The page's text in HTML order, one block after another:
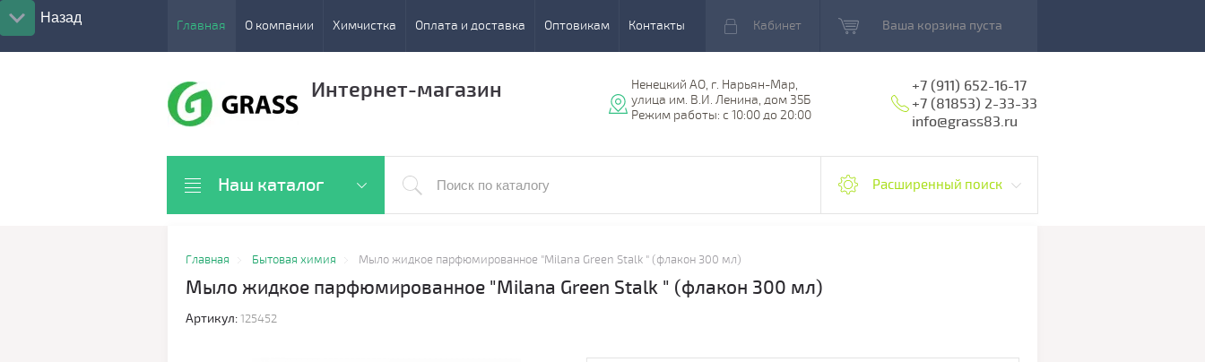
Главная О компании Химчистка Оплата и доставка Оптовикам Контакты Кабинет Ваша корзина пуста
Интернет-магазин
Ненецкий АО, г. Нарьян-Мар,
улица им. В.И. Ленина, дом 35Б
Режим работы: с 10:00 до 20:00
+7 (911) 652-16-17
+7 (81853) 2-33-33
info@grass83.ru
Наш каталог Расширенный поиск
Главная Бытовая химия Мыло жидкое парфюмированное "Milana Green Stalk " (флакон 300 мл)
Мыло жидкое парфюмированное "Milana Green Stalk " (флакон 300 мл)
Артикул:125452
Назад